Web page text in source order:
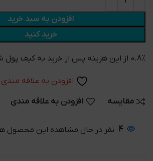
افزودن به سبد خرید
خرید کنید
0.8% از این هزینه پس از خرید به کیف پول شما واریز می شود
افزودن به علاقه
مقایسه افزودن به علاقه مندی
4 نفر در حال مشاهده این محصول